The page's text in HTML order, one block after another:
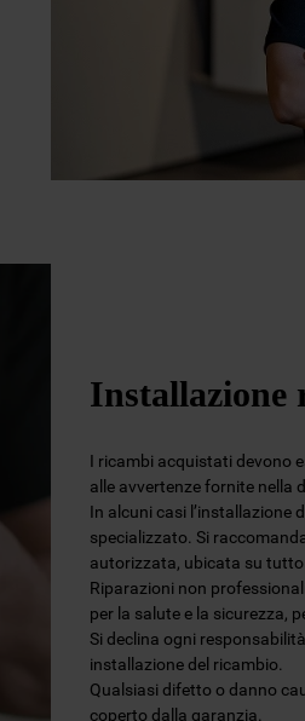
I ricambi acquistati devono
alle avvertenze fornite nella
In alcuni casi l’installazione
specializzato. Si
autorizzata, ubicata su
Riparazioni non
per la salute e la sicurezza,
Si declina ogni
installazione del ricambio.
Qualsiasi difetto o danno
coperto dalla garanzia.